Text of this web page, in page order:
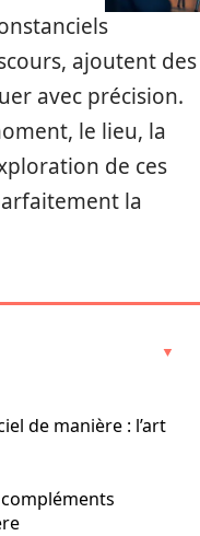
ajoutent des
avec précision.
le lieu, la
de ces
la
de manière : l’art